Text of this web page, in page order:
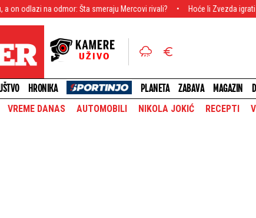
odmor: Šta smeraju Mercovi rivali? Hoće li Zvezda igrati Ligu
HRONIKA PLANETA ZABAVA MAGAZIN
VREME DANAS AUTOMOBILI NIKOLA JOKIĆ RECEPTI